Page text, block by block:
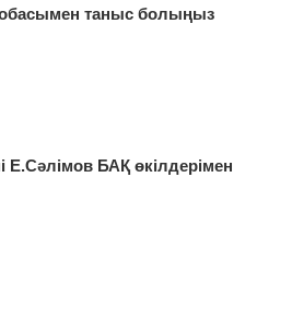
таныс болыңыз
Е.Сәлімов БАҚ өкілдерімен